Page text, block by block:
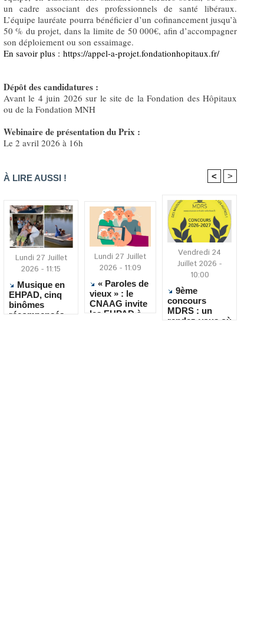
un cadre associant des professionnels de santé libéraux.
L’équipe lauréate pourra bénéficier d’un cofinancement jusqu’à
50 % du projet, dans la limite de 50 000€, afin d’accompagner
son déploiement ou son essaimage.
En savoir plus : https://appel-a-projet.fondationhopitaux.fr/
Dépôt des candidatures :
Avant le 4 juin 2026 sur le site de la Fondation des Hôpitaux
ou de la Fondation MNH
Webinaire de présentation du Prix :
Le 2 avril 2026 à 16h
À LIRE AUSSI ! < >
Lundi 27 Juillet
2026 - 11:15
Musique en
EHPAD, cinq
binômes
récompensés
Lundi 27 Juillet
2026 - 11:09
« Paroles de
vieux » : le
CNAAG invite
les EHPAD à
Vendredi 24
Juillet 2026 -
10:00
9ème
concours
MDRS : un
rendez-vous où